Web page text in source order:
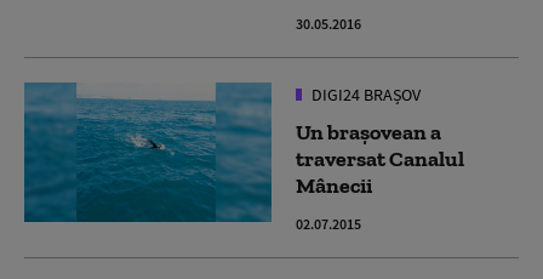
30.05.2016
DIGI24 BRAȘOV
Un braşovean a
traversat Canalul
Mânecii
02.07.2015